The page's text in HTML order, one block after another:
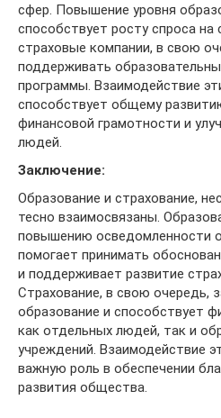
сфер. Повышение уровня
способствует росту спроса
страховые компании, в свою
поддерживать
программы. Взаимодействие
способствует общему
финансовой грамотности и
людей.
Заключение:
Образование и страхование,
тесно взаимосвязаны.
повышению осведомленности
помогает принимать
и поддерживает развитие
Страхование, в свою очередь,
образование и способствует
как отдельных людей, так и
учреждений. Взаимодействие
важную роль в обеспечении
развития общества.